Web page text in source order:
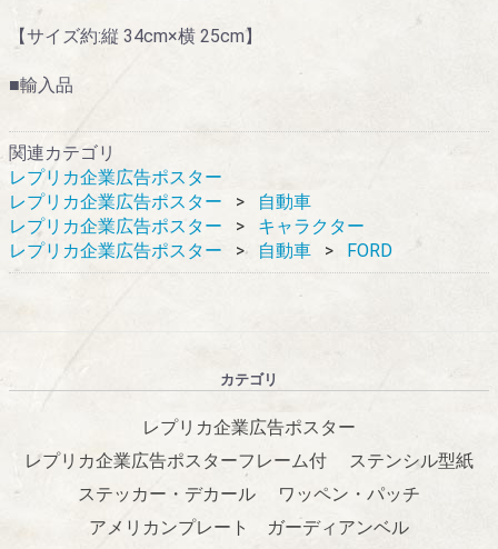
【サイズ約:縦 34cm×横 25cm】
■輸入品
関連カテゴリ
レプリカ企業広告ポスター
レプリカ企業広告ポスター
自動車
レプリカ企業広告ポスター
キャラクター
レプリカ企業広告ポスター
自動車 FORD
カテゴリ
レプリカ企業広告ポスター
レプリカ企業広告ポスターフレーム付
ステンシル型紙
ステッカー・デカール
ワッペン・パッチ
アメリカンプレート
ガーディアンベル